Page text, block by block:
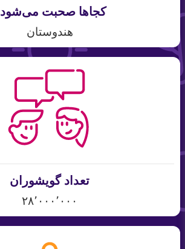
کجاها صحبت می‌شود؟
هندوستان
تعداد گویشوران
۲۸٬۰۰۰٬۰۰۰